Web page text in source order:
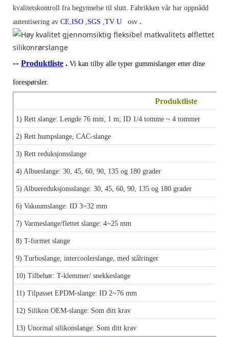
kvalitetskontroll fra begynnelse til slutt. Fabrikken vår har oppnådd
autentisering av CE ISO SGS TV U osv .
-- Produktliste . Vi kan tilby alle typer gummislanger etter dine
forespørsler.
Produktliste
1) Rett slange: Lengde 76 mm, 1 m; ID 1/4 tomme ~ 4 tommer
2) Rett humpslange, CAC-slange
3) Rett reduksjonsslange
4) Albueslange: 30, 45, 60, 90, 135 og 180 grader
5) Albuereduksjonsslange: 30, 45, 60, 90, 135 og 180 grader
6) Vakuumslange: ID 3~32 mm
7) Varmeslange/flettet slange: 4~25 mm
8) T-formet slange
9) Turboslange, intercoolerslange, med stålringer
10) Tilbehør: T-klemmer/ snekkeslange
11) Tilpasset EPDM-slange: ID 2~76 mm
12) Silikon OEM-slange: Som ditt krav
13) Unormal silikonslange: Som ditt krav